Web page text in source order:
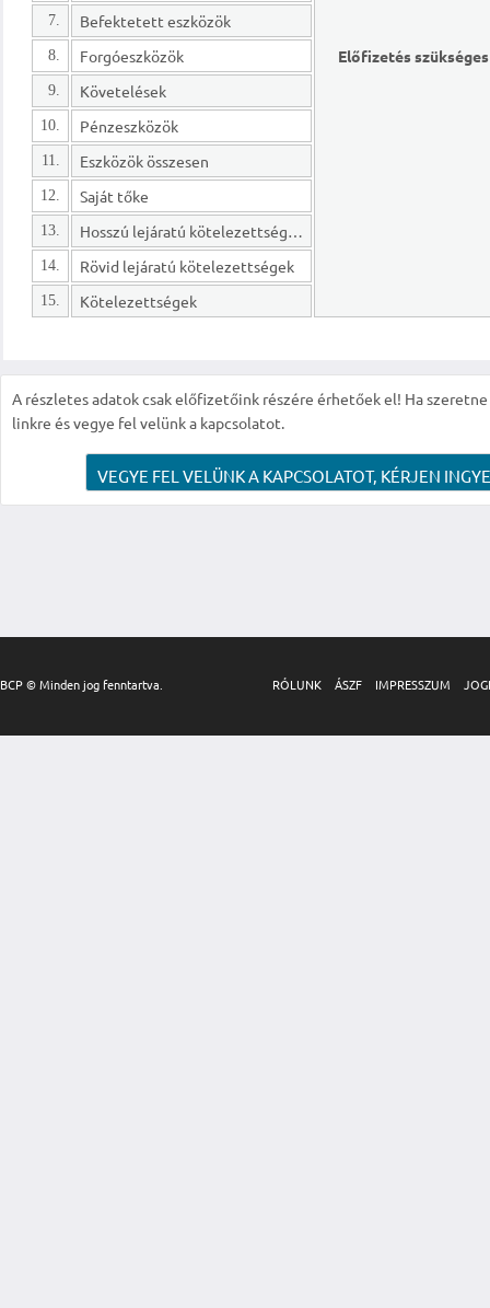
Előfizetés szükséges
7. Befektetett eszközök
8. Forgóeszközök
9. Követelések
10. Pénzeszközök
11. Eszközök összesen
12. Saját tőke
13. Hosszú lejáratú kötelezettségek
14. Rövid lejáratú kötelezettségek
15. Kötelezettségek
A részletes adatok csak előfizetőink részére érhetőek el! Ha
linkre és vegye fel velünk a kapcsolatot.
VEGYE FEL VELÜNK A KAPCSOLATOT, KÉRJEN
BCP © Minden jog fenntartva. RÓLUNK ÁSZF IMPRESSZUM